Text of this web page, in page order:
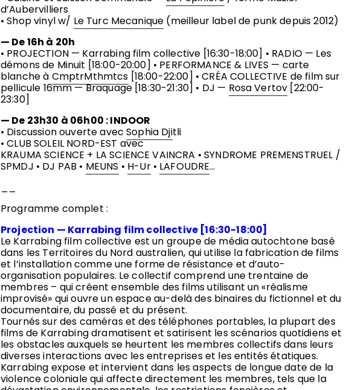
d’Aubervilliers
• Shop vinyl w/ Le Turc Mecanique (meilleur label de punk depuis 2012)
— De 16h à 20h
• PROJECTION — Karrabing film collective [16:30-18:00] • RADIO — Les
démons de Minuit [18:00-20:00] • PERFORMANCE & LIVES — carte
blanche à CmptrMthmtcs [18:00-22:00] • CRÉA COLLECTIVE de film sur
pellicule 16mm — Braquage [18:30-21:30] • DJ — Rosa Vertov [22:00-
23:30]
— De 23h30 à 06h00 : INDOOR
• Discussion ouverte avecSophia Djitli
• CLUB SOLEIL NORD-EST avec
KRAUMA SCIENCE + LA SCIENCE VAINCRA • SYNDROME PREMENSTRUEL /
SPMDJ • DJ PAB • MEUNS • H-Ur• LAFOUDRE…
Programme complet :
Projection — Karrabing film collective [16:30-18:00]
Le Karrabing film collective est un groupe de média autochtone basé
dans les Territoires du Nord australien, qui utilise la fabrication de films
et l’installation comme une forme de résistance et d’auto-
organisation populaires. Le collectif comprend une trentaine de
membres – qui créent ensemble des films utilisant un «réalisme
improvisé» qui ouvre un espace au-delà des binaires du fictionnel et du
documentaire, du passé et du présent.
Tournés sur des caméras et des téléphones portables, la plupart des
films de Karrabing dramatisent et satirisent les scénarios quotidiens et
les obstacles auxquels se heurtent les membres collectifs dans leurs
diverses interactions avec les entreprises et les entités étatiques.
Karrabing expose et intervient dans les aspects de longue date de la
violence coloniale qui affecte directement les membres, tels que la